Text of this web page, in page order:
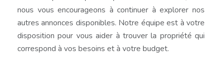
nous vous encourageons à continuer à explorer nos
autres annonces disponibles. Notre équipe est à votre
disposition pour vous aider à trouver la propriété qui
correspond à vos besoins et à votre budget.